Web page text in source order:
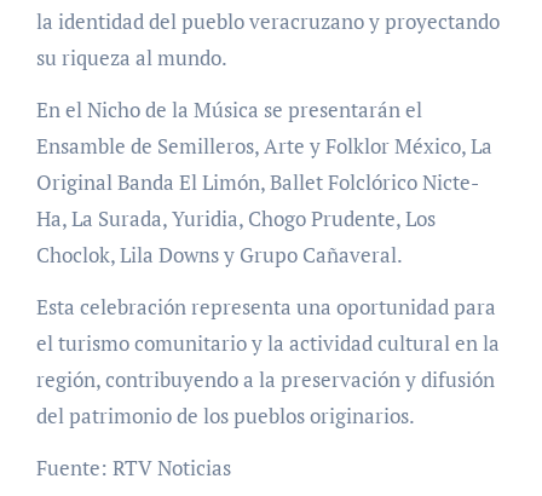
la identidad del pueblo veracruzano y proyectando
su riqueza al mundo.
En el Nicho de la Música se presentarán el
Ensamble de Semilleros, Arte y Folklor México, La
Original Banda El Limón, Ballet Folclórico Nicte-
Ha, La Surada, Yuridia, Chogo Prudente, Los
Choclok, Lila Downs y Grupo Cañaveral.
Esta celebración representa una oportunidad para
el turismo comunitario y la actividad cultural en la
región, contribuyendo a la preservación y difusión
del patrimonio de los pueblos originarios.
Fuente: RTV Noticias